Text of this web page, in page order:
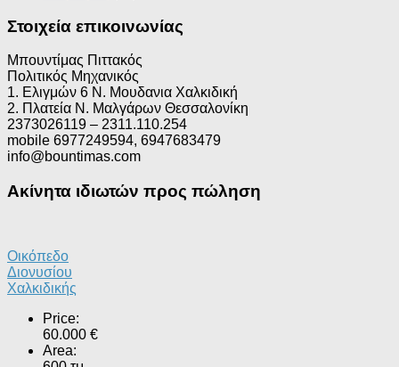
Στοιχεία επικοινωνίας
Μπουντίμας Πιττακός
Πολιτικός Μηχανικός
1. Ελιγμών 6 Ν. Μουδανια Χαλκιδική
2. Πλατεία Ν. Μαλγάρων Θεσσαλονίκη
2373026119 – 2311.110.254
mobile 6977249594, 6947683479
info@bountimas.com
Ακίνητα ιδιωτών προς πώληση
Οικόπεδο
Διονυσίου
Χαλκιδικής
Price:
60.000 €
Area: